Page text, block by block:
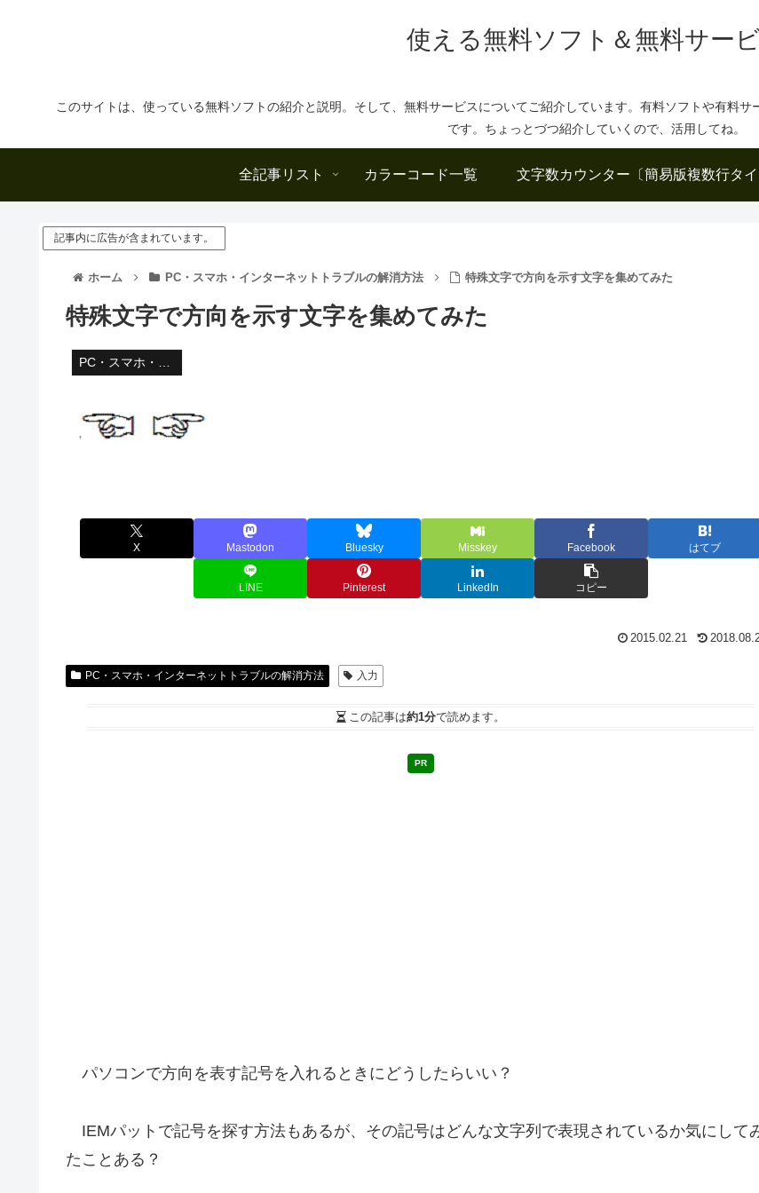
使える無料ソフト＆無料サー
このサイトは、使っている無料ソフトの紹介と説明。そして、無料サービスについてご紹介しています。有料ソフトや有料
です。ちょっとづつ紹介していくので、活用してね。
全記事リスト カラーコード一覧 文字数カウンター〔簡易版複数行タイ
記事内に広告が含まれています。
ホーム PC・スマホ・インターネットトラブルの解消方法 特殊文字で方向を示す文字を集めてみた
特殊文字で方向を示す文字を集めてみた
PC・スマホ・インターネットトラブルの解消方法
X Mastodon Bluesky Misskey Facebook はてブ
LINE Pinterest LinkedIn コピー
2015.02.21
PC・スマホ・インターネットトラブルの解消方法 入力
この記事は約1分で読めます。
PR
パソコンで方向を表す記号を入れるときにどうしたらいい？
IEMパットで記号を探す方法もあるが、その記号はどんな文字列で表現されているか気にして
たことある？